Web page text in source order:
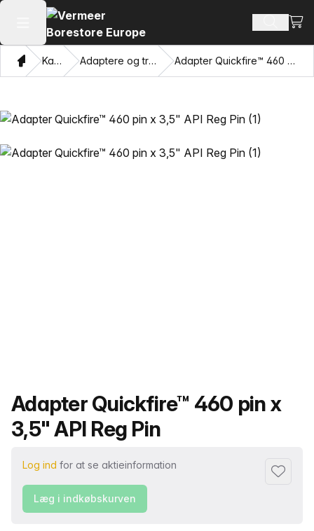
Åbn hovedmenuen SøgSe
HjemKatalog Adaptere og trækkende øjne Adapter Quickfire™ 460 pin x 3,5" API Reg Pin
Produktnavn
Adapter Quickfire™ 460 pin x
3,5" API Reg Pin
Log ind for at se aktieinformation
Føj til
Læg i indkøbskurven